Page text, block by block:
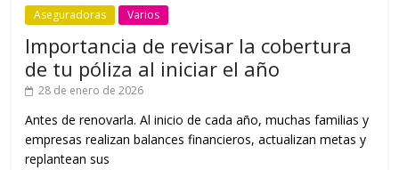
Aseguradoras Varios
Importancia de revisar la cobertura
de tu póliza al iniciar el año
28 de enero de 2026
Antes de renovarla. Al inicio de cada año, muchas familias y
empresas realizan balances financieros, actualizan metas y
replantean sus